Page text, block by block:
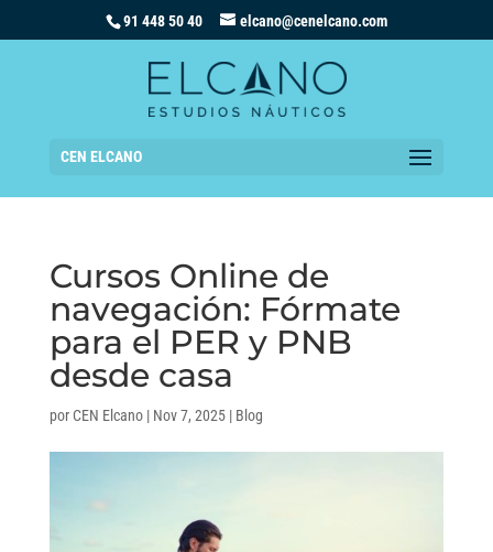
91 448 50 40 elcano@cenelcano.com
CEN ELCANO
Cursos Online de
navegación: Fórmate
para el PER y PNB
desde casa
por CEN Elcano| Nov 7, 2025| Blog